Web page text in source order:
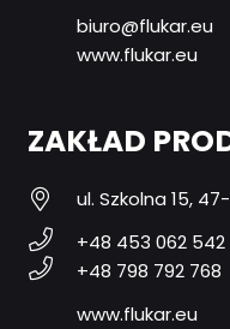
biuro@flukar.eu
www.flukar.eu
ZAKŁAD
ul. Szkolna 15,
+48 453 062 542
+48 798 792 768
www.flukar.eu